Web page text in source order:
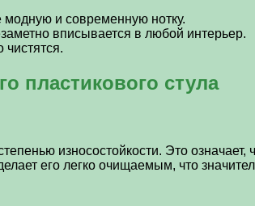
и современную нотку.
вписывается в любой интерьер.
чистятся.
пластикового стула
износостойкости. Это
его легко очищаемым, что